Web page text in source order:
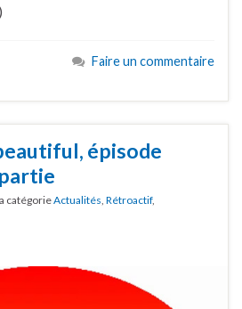
Faire un commentaire
épisode
catégorieActualités, Rétroactif,